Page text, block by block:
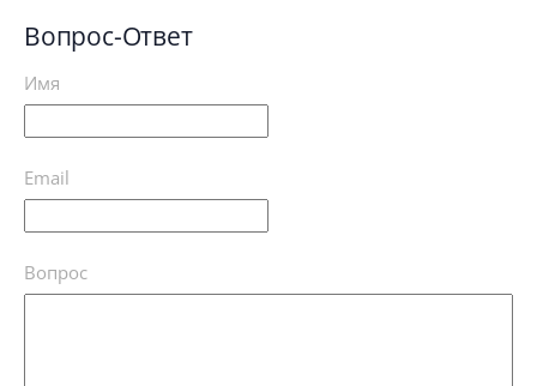
Вопрос-Ответ
Имя
Email
Вопрос